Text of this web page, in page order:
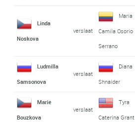
Linda
Noskova
verslaat
Maria
Camila Osorio
Serrano
Ludmilla
Samsonova
verslaat
Diana
Shnaider
Marie
Bouzkova
verslaat
Tyra
Caterina Grant